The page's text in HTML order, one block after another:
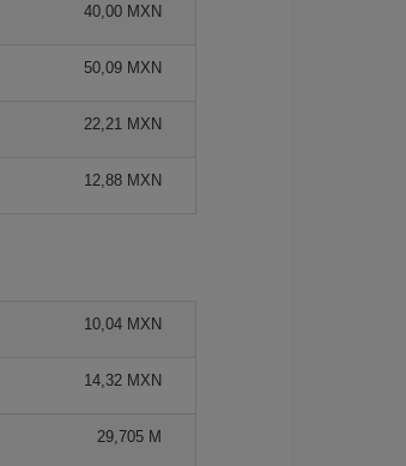
40,00 MXN
50,09 MXN
22,21 MXN
12,88 MXN
10,04 MXN
14,32 MXN
29,705 M